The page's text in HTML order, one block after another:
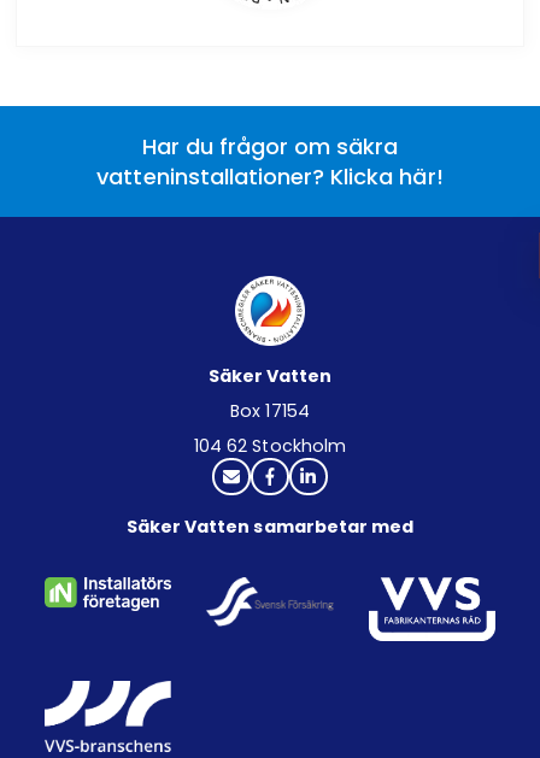
Har du frågor om säkra
vatteninstallationer? Klicka här!
Säker Vatten
Box 17154
104 62 Stockholm
Säker Vatten samarbetar med